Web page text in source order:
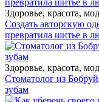
Здоровье, красота,
Создать авторскую
превратила шитье в
Здоровье, красота,
Стоматолог из
зубам